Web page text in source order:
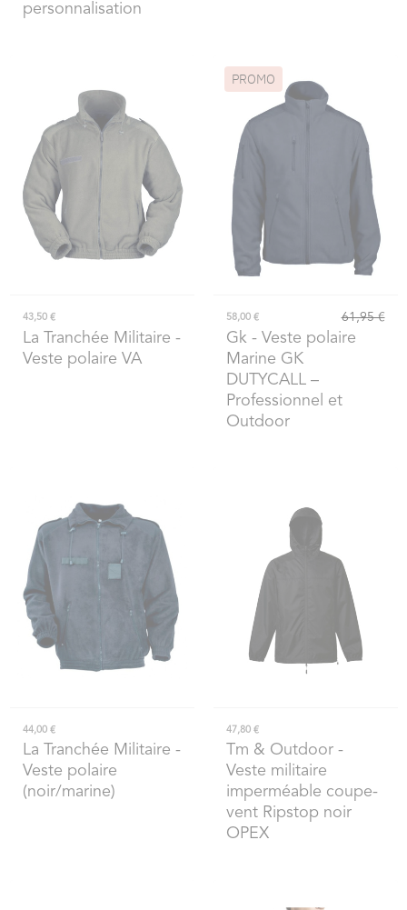
personnalisation
43,50 €
La Tranchée Militaire -
Veste polaire VA
PROMO
58,00 € 61,95 €
Gk - Veste polaire
Marine GK
DUTYCALL –
Professionnel et
Outdoor
44,00 €
La Tranchée Militaire -
Veste polaire
(noir/marine)
47,80 €
Tm & Outdoor-
Veste militaire
imperméable coupe-
vent Ripstop noir
OPEX